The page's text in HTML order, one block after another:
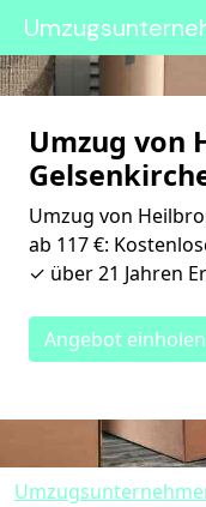
Umzug von
Umzug von
ab 117 €:
✓ über 21 Jahren
Angebot einholen